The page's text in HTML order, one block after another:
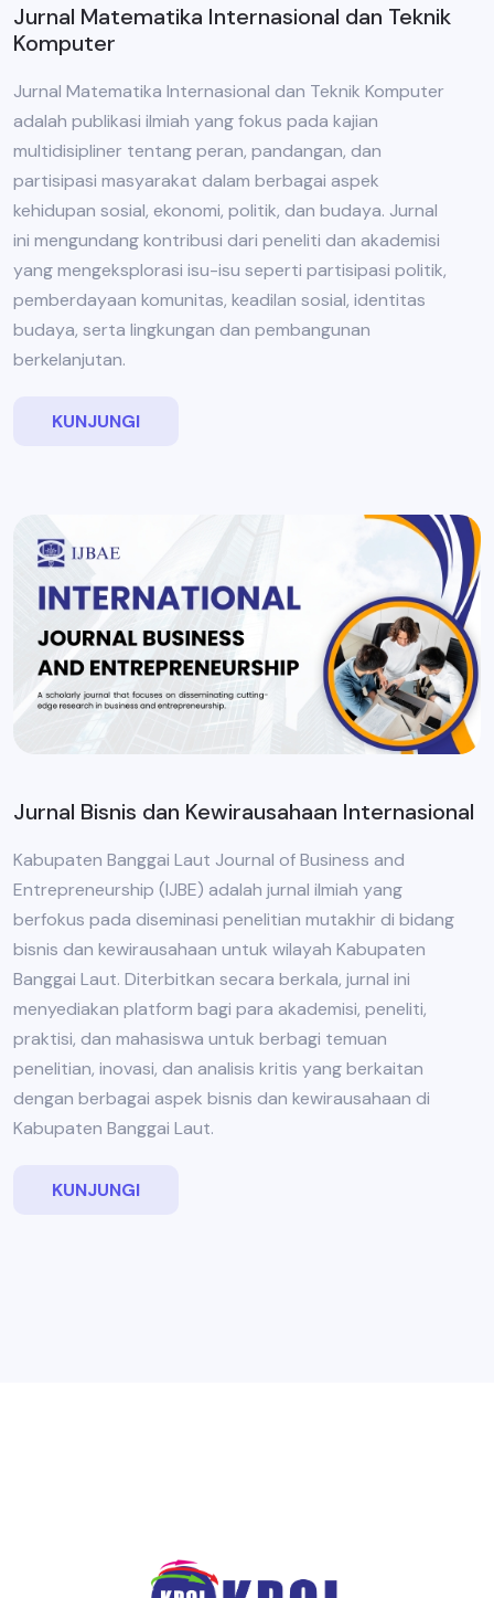
Jurnal Matematika Internasional dan Teknik
Komputer
Jurnal Matematika Internasional dan Teknik Komputer
adalah publikasi ilmiah yang fokus pada kajian
multidisipliner tentang peran, pandangan, dan
partisipasi masyarakat dalam berbagai aspek
kehidupan sosial, ekonomi, politik, dan budaya. Jurnal
ini mengundang kontribusi dari peneliti dan akademisi
yang mengeksplorasi isu-isu seperti partisipasi politik,
pemberdayaan komunitas, keadilan sosial, identitas
budaya, serta lingkungan dan pembangunan
berkelanjutan.
KUNJUNGI
Jurnal Bisnis dan Kewirausahaan Internasional
Kabupaten Banggai Laut Journal of Business and
Entrepreneurship (IJBE) adalah jurnal ilmiah yang
berfokus pada diseminasi penelitian mutakhir di bidang
bisnis dan kewirausahaan untuk wilayah Kabupaten
Banggai Laut. Diterbitkan secara berkala, jurnal ini
menyediakan platform bagi para akademisi, peneliti,
praktisi, dan mahasiswa untuk berbagi temuan
penelitian, inovasi, dan analisis kritis yang berkaitan
dengan berbagai aspek bisnis dan kewirausahaan di
Kabupaten Banggai Laut.
KUNJUNGI